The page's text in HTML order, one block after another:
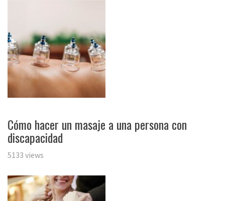
Cómo hacer un masaje a una persona con
discapacidad
5133 views